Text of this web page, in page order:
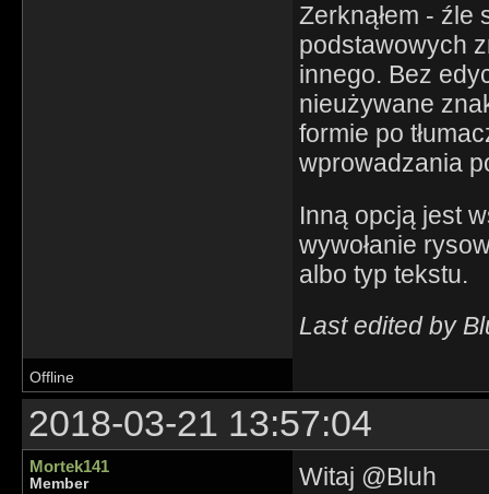
Zerknąłem - źle
podstawowych
innego. Bez
nieużywane
formie po
wprowadzania
Inną opcją jest
wywołanie
albo typ tekstu.
Last edited by
Offline
2018-03-21 13:57:04
Mortek141
Member
Witaj @Bluh